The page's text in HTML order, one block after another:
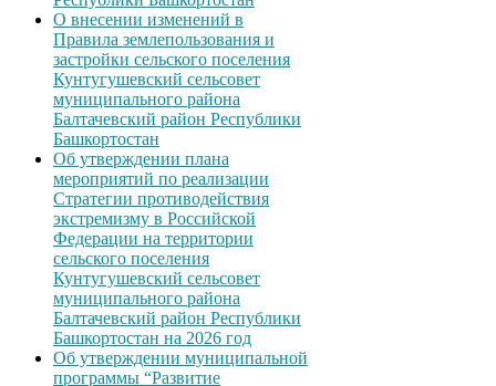
О внесении изменений в
Правила землепользования и
застройки сельского поселения
Кунтугушевский сельсовет
муниципального района
Балтачевский район Республики
Башкортостан
Об утверждении плана
мероприятий по реализации
Стратегии противодействия
экстремизму в Российской
Федерации на территории
сельского поселения
Кунтугушевский сельсовет
муниципального района
Балтачевский район Республики
Башкортостан на 2026 год
Об утверждении муниципальной
программы “Развитие